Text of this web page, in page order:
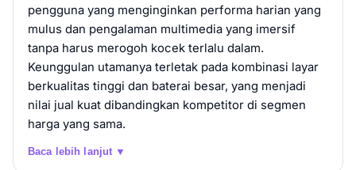
pengguna yang menginginkan performa harian yang
mulus dan pengalaman multimedia yang imersif
tanpa harus merogoh kocek terlalu dalam.
Keunggulan utamanya terletak pada kombinasi layar
berkualitas tinggi dan baterai besar, yang menjadi
nilai jual kuat dibandingkan kompetitor di segmen
harga yang sama.
Baca lebih lanjut ▼